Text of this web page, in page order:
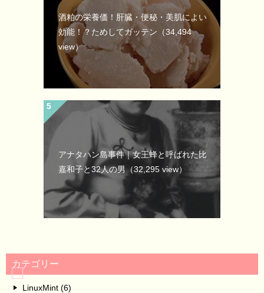
酒粕の栄養価！肝臓・便秘・美肌によい
効能！？ためしてガッテン （34,494
view）
アナタハン島事件｜女王蜂と呼ばれた比
嘉和子と32人の男（32,295 view）
カテゴリー
LinuxMint (6)